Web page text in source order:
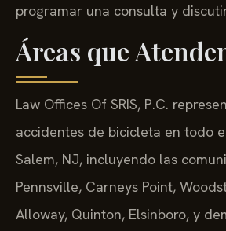
programar una consulta y
Áreas que
Law Offices Of SRIS, P.C.
accidentes de bicicleta en todo
Salem, NJ, incluyendo las
Pennsville, Carneys Point,
Alloway, Quinton, Elsinboro, y